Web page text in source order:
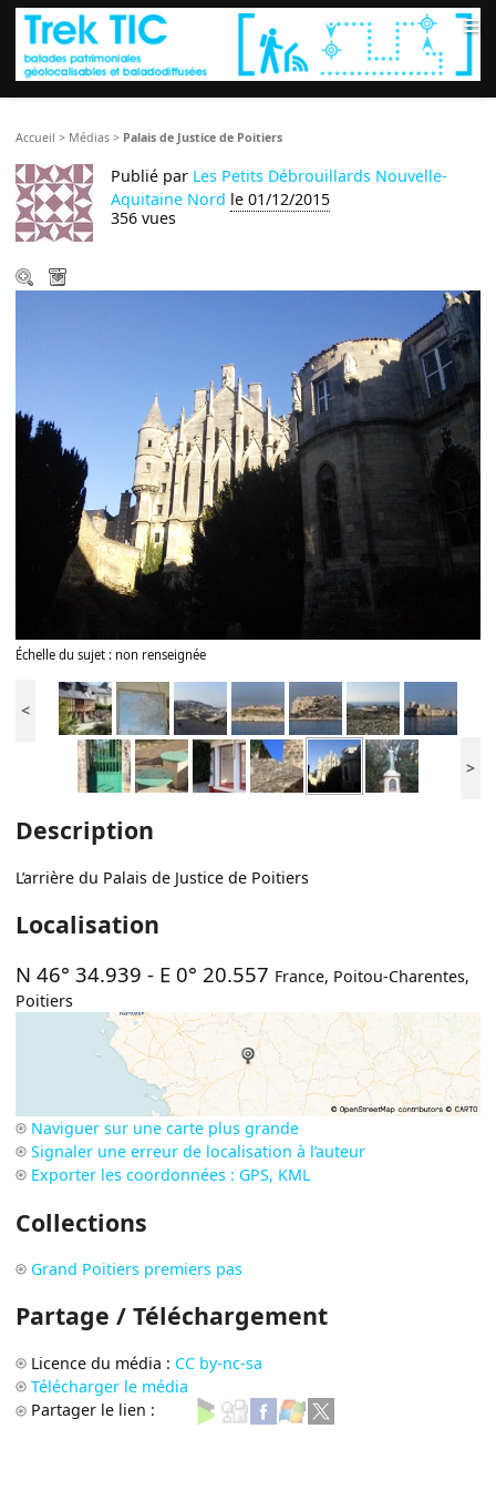
≡
Accueil > Médias > Palais de Justice de Poitiers
Publié par Les Petits Débrouillards Nouvelle-
Aquitaine Nord le 01/12/2015
356 vues
Échelle du sujet : non renseignée
<
>
Description
L’arrière du Palais de Justice de Poitiers
Localisation
N 46° 34.939 - E 0° 20.557 France, Poitou-Charentes,
Poitiers
Naviguer sur une carte plus grande
Signaler une erreur de localisation à l’auteur
Exporter les coordonnées : GPS, KML
Collections
Grand Poitiers premiers pas
Partage / Téléchargement
Licence du média : CC by-nc-sa
Télécharger le média
Partager le lien :